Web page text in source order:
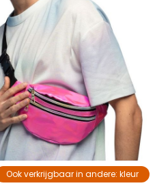
Ook verkrijgbaar in andere: kleur